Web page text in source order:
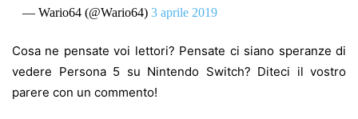
— Wario64 (@Wario64) 3 aprile 2019
Cosa ne pensate voi lettori? Pensate ci siano speranze di
vedere Persona 5 su Nintendo Switch? Diteci il vostro
parere con un commento!